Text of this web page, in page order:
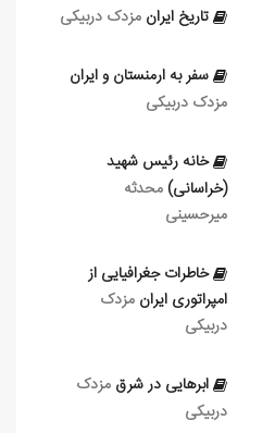
تاریخ ایران مزدک دربیکی
سفر به ارمنستان و ایران
مزدک دربیکی
خانه رئیس شهید
(خراسانی) محدثه
میرحسینی
خاطرات جغرافیایی از
امپراتوری ایران مزدک
دربیکی
ابرهایی در شرق مزدک
دربیکی